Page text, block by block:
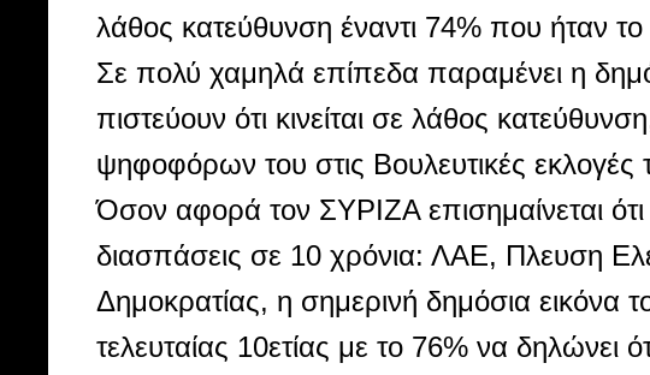
λάθος κατεύθυνση έναντι 74% που ήταν
Σε πολύ χαμηλά επίπεδα παραμένει η
πιστεύουν ότι κινείται σε λάθος
ψηφοφόρων του στις Βουλευτικές εκλογές
Όσον αφορά τον ΣΥΡΙΖΑ επισημαίνεται
διασπάσεις σε 10 χρόνια: ΛΑΕ, Πλευση
Δημοκρατίας, η σημερινή δημόσια εικόνα
τελευταίας 10ετίας με το 76% να δηλώνει